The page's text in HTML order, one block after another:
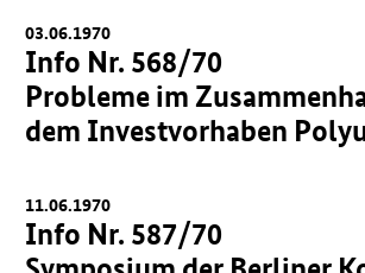
03.06.1970
Info Nr. 568/70
Probleme im
dem Investvorhaben
11.06.1970
Info Nr. 587/70